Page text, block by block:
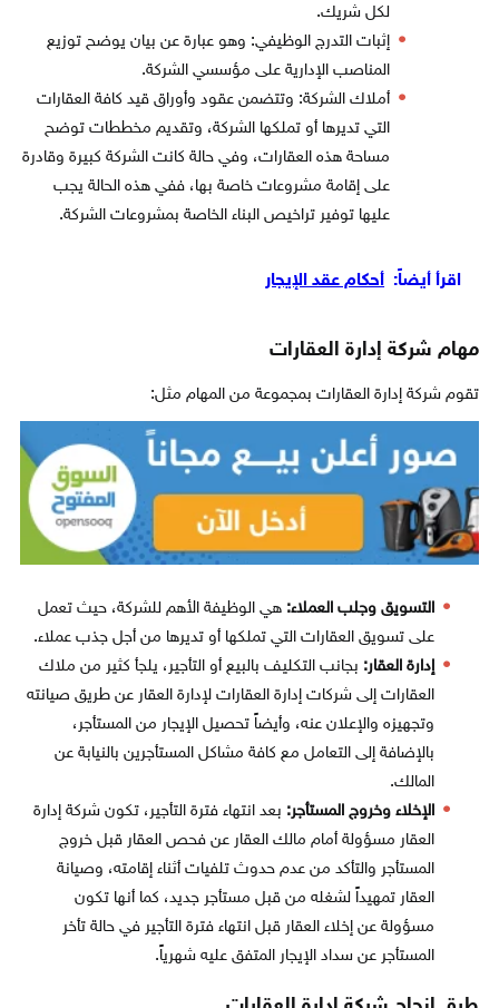
لكل شريك.
إثبات التدرج الوظيفي: وهو عبارة عن بيان يوضح توزيع
المناصب الإدارية على مؤسسي الشركة.
أملاك الشركة: وتتضمن عقود وأوراق قيد كافة العقارات
التي تديرها أو تملكها الشركة، وتقديم مخططات توضح
مساحة هذه العقارات، وفي حالة كانت الشركة كبيرة وقادرة
على إقامة مشروعات خاصة بها، ففي هذه الحالة يجب
عليها توفير تراخيص البناء الخاصة بمشروعات الشركة.
اقرأ أيضاً: أحكام عقد الإيجار
مهام شركة إدارة العقارات
تقوم شركة إدارة العقارات بمجموعة من المهام مثل:
التسويق وجلب العملاء: هي الوظيفة الأهم للشركة، حيث تعمل
على تسويق العقارات التي تملكها أو تديرها من أجل جذب عملاء.
إدارة العقار: بجانب التكليف بالبيع أو التأجير، يلجأ كثير من ملاك
العقارات إلى شركات إدارة العقارات لإدارة العقار عن طريق صيانته
وتجهيزه والإعلان عنه، وأيضاً تحصيل الإيجار من المستأجر،
بالإضافة إلى التعامل مع كافة مشاكل المستأجرين بالنيابة عن
المالك.
الإخلاء وخروج المستأجر: بعد انتهاء فترة التأجير، تكون شركة إدارة
العقار مسؤولة أمام مالك العقار عن فحص العقار قبل خروج
المستأجر والتأكد من عدم حدوث تلفيات أثناء إقامته، وصيانة
العقار تمهيداً لشغله من قبل مستأجر جديد، كما أنها تكون
مسؤولة عن إخلاء العقار قبل انتهاء فترة التأجير في حالة تأخر
المستأجر عن سداد الإيجار المتفق عليه شهرياً.